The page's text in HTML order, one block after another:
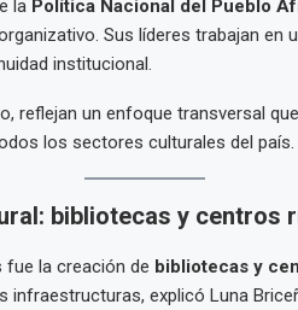
la Política Nacional del Pueblo
Sus líderes trabajan en
institucional.
reflejan un enfoque transversal
los sectores culturales del país.
bibliotecas y centros
fue la creación de bibliotecas y
infraestructuras, explicó Luna